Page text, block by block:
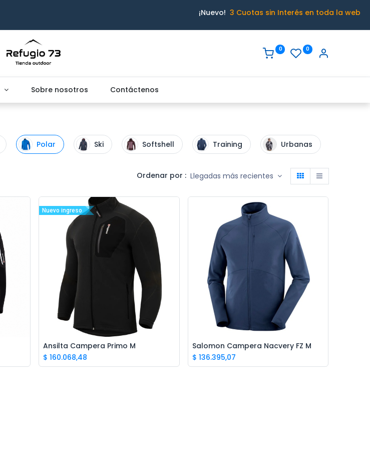
¡Nuevo!3 Cuotas sin Interés en toda la web
0 0
Sobre nosotros Contáctenos
Polar Ski Softshell Training Urbanas
Ordenar por : Llegadas más recientes
Nuevo ingreso
Ansilta Campera Primo M
$160.068,48
Add to Cart
Salomon Campera Nacvery FZ M
$ 136.395,07
Ivo · Refugio 73
● En línea